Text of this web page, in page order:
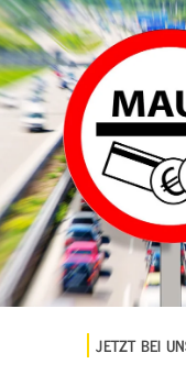
JETZT BEI